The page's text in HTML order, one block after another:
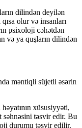
dilindən deyilən
olur və insanları
psixoloji cəhətdən
və ya quşların dilindən
məntiqli süjetli əsərin
xüsusiyyəti,
səhnəsini təsvir edir. Bu
durumu təsvir edilir.